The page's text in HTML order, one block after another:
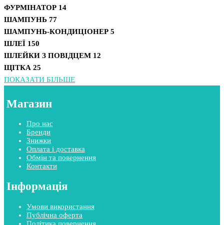
ФУРМІНАТОР 14
ШАМПУНЬ 77
ШАМПУНЬ-КОНДИЦІОНЕР 5
ШЛЕЇ 150
ШЛЕЙКИ З ПОВІДЦЕМ 12
ЩІТКА 25
ПОКАЗАТИ БІЛЬШЕ
Магазин
Про нас
Бренди
Знижки
Оплата і доставка
Обмін та повернення
Контакти
Інформація
Умови використання
Публічна оферта
Політика повернення